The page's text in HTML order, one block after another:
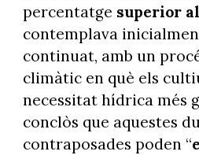
percentatge superior
contemplava
continuat, amb un
climàtic en què els
necessitat hídrica més
conclòs que aquestes
contraposades poden “